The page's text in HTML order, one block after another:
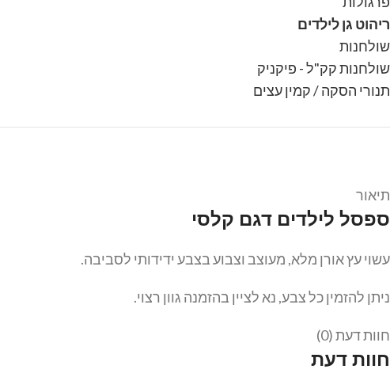
ריהוט גן לילדים
שולחנות
שולחנות קק"ל - פיקניק
תנורי הסקה / קמין עצים
תיאור
ספסל לילדים דגם קלסי
עשוי עץ אורן מלא, מעוצב וצבוע בצבע ידידותי לסביבה.
ניתן להזמין כל צבע, נא לציין בהזמנה גוון רצוי.
חוות דעת (0)
חוות דעת